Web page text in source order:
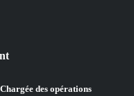
des opérations